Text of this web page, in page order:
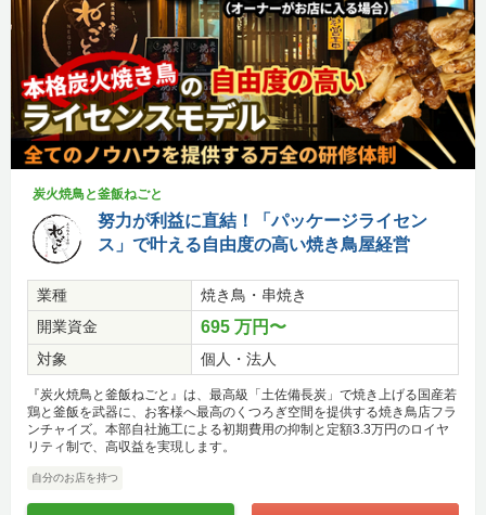
炭火焼鳥と釜飯ねごと
努力が利益に直結！「パッケージライセン
ス」で叶える自由度の高い焼き鳥屋経営
業種
焼き鳥・串焼き
開業資金
695 万円〜
対象 個人・法人
『炭火焼鳥と釜飯ねごと』は、最高級「土佐備長炭」で焼き上げる国産若
鶏と釜飯を武器に、お客様へ最高のくつろぎ空間を提供する焼き鳥店フラ
ンチャイズ。本部自社施工による初期費用の抑制と定額3.3万円のロイヤ
リティ制で、高収益を実現します。
自分のお店を持つ